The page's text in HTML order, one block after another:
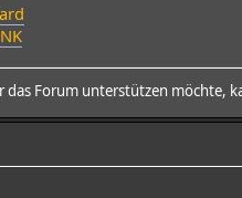
das Forum unterstützen möchte,